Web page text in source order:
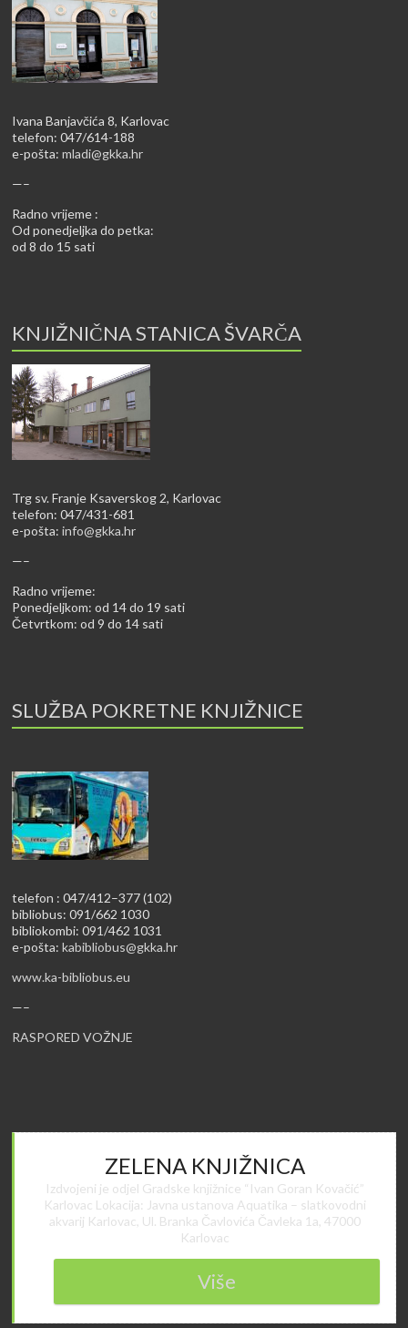
Ivana Banjavčića 8, Karlovac
telefon: 047/614-188
e-pošta:mladi@gkka.hr
—–
Radno vrijeme :
Od ponedjeljka do petka:
od 8 do 15 sati
KNJIŽNIČNA STANICA ŠVARČA
Trg sv. Franje Ksaverskog 2, Karlovac
telefon: 047/431-681
e-pošta:info@gkka.hr
—–
Radno vrijeme:
Ponedjeljkom: od 14 do 19 sati
Četvrtkom: od 9 do 14 sati
SLUŽBA POKRETNE KNJIŽNICE
telefon : 047/412–377 (102)
bibliobus: 091/662 1030
bibliokombi: 091/462 1031
e-pošta:kabibliobus@gkka.hr
www.ka-bibliobus.eu
—–
RASPORED VOŽNJE
ZELENA KNJIŽNICA
Izdvojeni je odjel Gradske knjižnice “Ivan Goran Kovačić”
Karlovac Lokacija: Javna ustanova Aquatika – slatkovodni
akvarij Karlovac, Ul. Branka Čavlovića Čavleka 1a, 47000
Karlovac
Više